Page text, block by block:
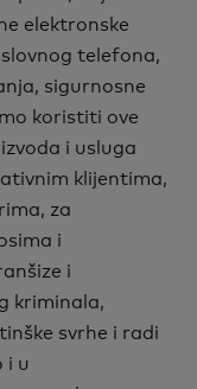
elektronske
telefona,
sigurnosne
koristiti ove
i usluga
klijentima,
za
i
i
kriminala,
svrhe i radi
i u